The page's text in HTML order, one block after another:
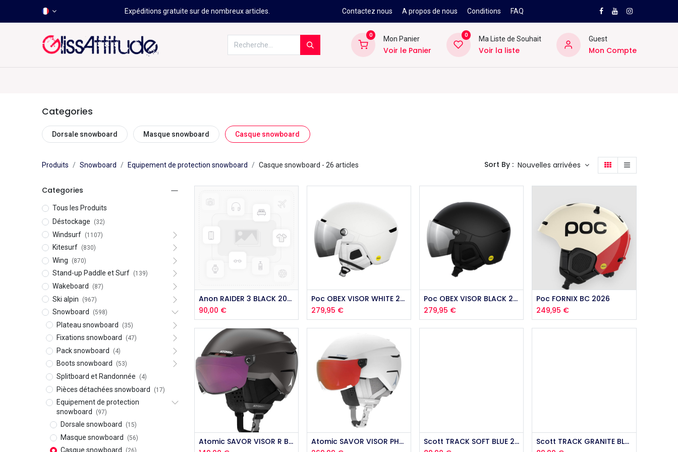
Expéditions gratuite sur de nombreux articles. Contactez nous A propos de nous Conditions FAQ
0
Mon Panier
Voir le Panier
0
Ma Liste de Souhait
Voir la liste
Guest
Mon Compte
Categories
Dorsale snowboard Masque snowboard Casque snowboard
Produits Snowboard Equipement de protection snowboard Casque snowboard - 26 articles Sort By : Nouvelles arrivées
Categories
Tous les Produits
Déstockage
(32)
Windsurf (1107)
Kitesurf (830)
Wing (870)
Stand-up Paddle et Surf (139)
Wakeboard (87)
Ski alpin (967)
Snowboard (598)
Plateau snowboard (35)
Fixations snowboard (47)
Pack snowboard (4)
Boots snowboard (53)
Splitboard et Randonnée (4)
Pièces détachées snowboard (17)
Equipement de protection
snowboard
(97)
Dorsale snowboard (15)
Masque snowboard (56)
Casque snowboard
Anon RAIDER 3 BLACK 2026
90,00 €
Poc OBEX VISOR WHITE 2026
279,95 €
Poc OBEX VISOR BLACK 2026
279,95 €
Poc FORNIX BC 2026
249,95 €
Atomic SAVOR VISOR R BLACK 2025
Atomic SAVOR VISOR PHOTO WHITE 2025
Scott TRACK SOFT BLUE 2026
Scott TRACK GRANITE BLACK 2026